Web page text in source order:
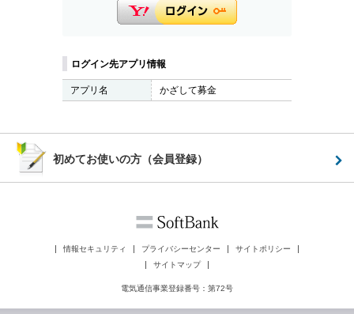
ログイン先アプリ情報
アプリ名 かざして募金
初めてお使いの方（会員登録）
情報セキュリティ プライバシーセンター
サイトポリシー
サイトマップ
電気通信事業登録番号：第72号